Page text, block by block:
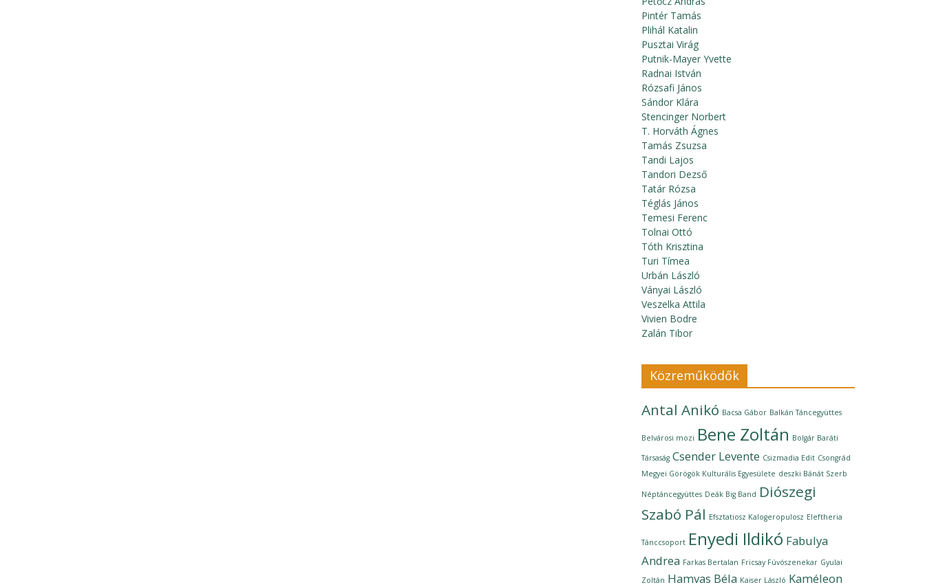
Pintér Tamás
Plihál Katalin
Pusztai Virág
Putnik-Mayer Yvette
Radnai István
Rózsafi János
Sándor Klára
Stencinger Norbert
T. Horváth Ágnes
Tamás Zsuzsa
Tandi Lajos
Tandori Dezső
Tatár Rózsa
Téglás János
Temesi Ferenc
Tolnai Ottó
Tóth Krisztina
Turi Tímea
Urbán László
Ványai László
Veszelka Attila
Vivien Bodre
Zalán Tibor
Közreműködők
Antal Anikó Bacsa Gábor Balkán Táncegyüttes
Belvárosi mozi Bene Zoltán Bolgár Baráti
Társaság Csender Levente Csizmadia Edit Csongrád
Megyei Görögök Kulturális Egyesülete deszki Bánát Szerb
Néptáncegyüttes Deák Big Band Diószegi
Szabó Pál Efsztatiosz Kalogeropulosz Eleftheria
Tánccsoport Enyedi Ildikó Fabulya
Andrea Farkas Bertalan Fricsay Fúvószenekar Gyulai
Zoltán Hamvas Béla Kaiser László Kaméleon